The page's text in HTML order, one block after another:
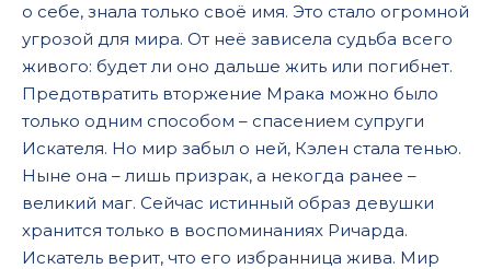
о себе, знала только своё имя. Это стало огромной
угрозой для мира. От неё зависела судьба всего
живого: будет ли оно дальше жить или погибнет.
Предотвратить вторжение Мрака можно было
только одним способом – спасением супруги
Искателя. Но мир забыл о ней, Кэлен стала тенью.
Ныне она – лишь призрак, а некогда ранее –
великий маг. Сейчас истинный образ девушки
хранится только в воспоминаниях Ричарда.
Искатель верит, что его избранница жива. Мир